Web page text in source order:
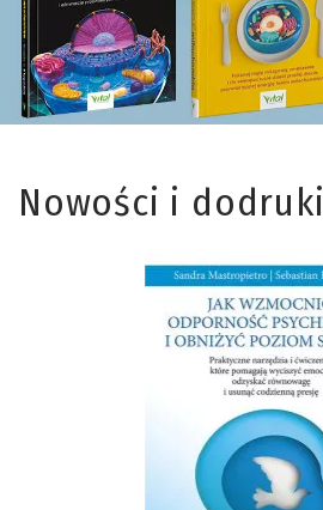
Nowości i dodruki